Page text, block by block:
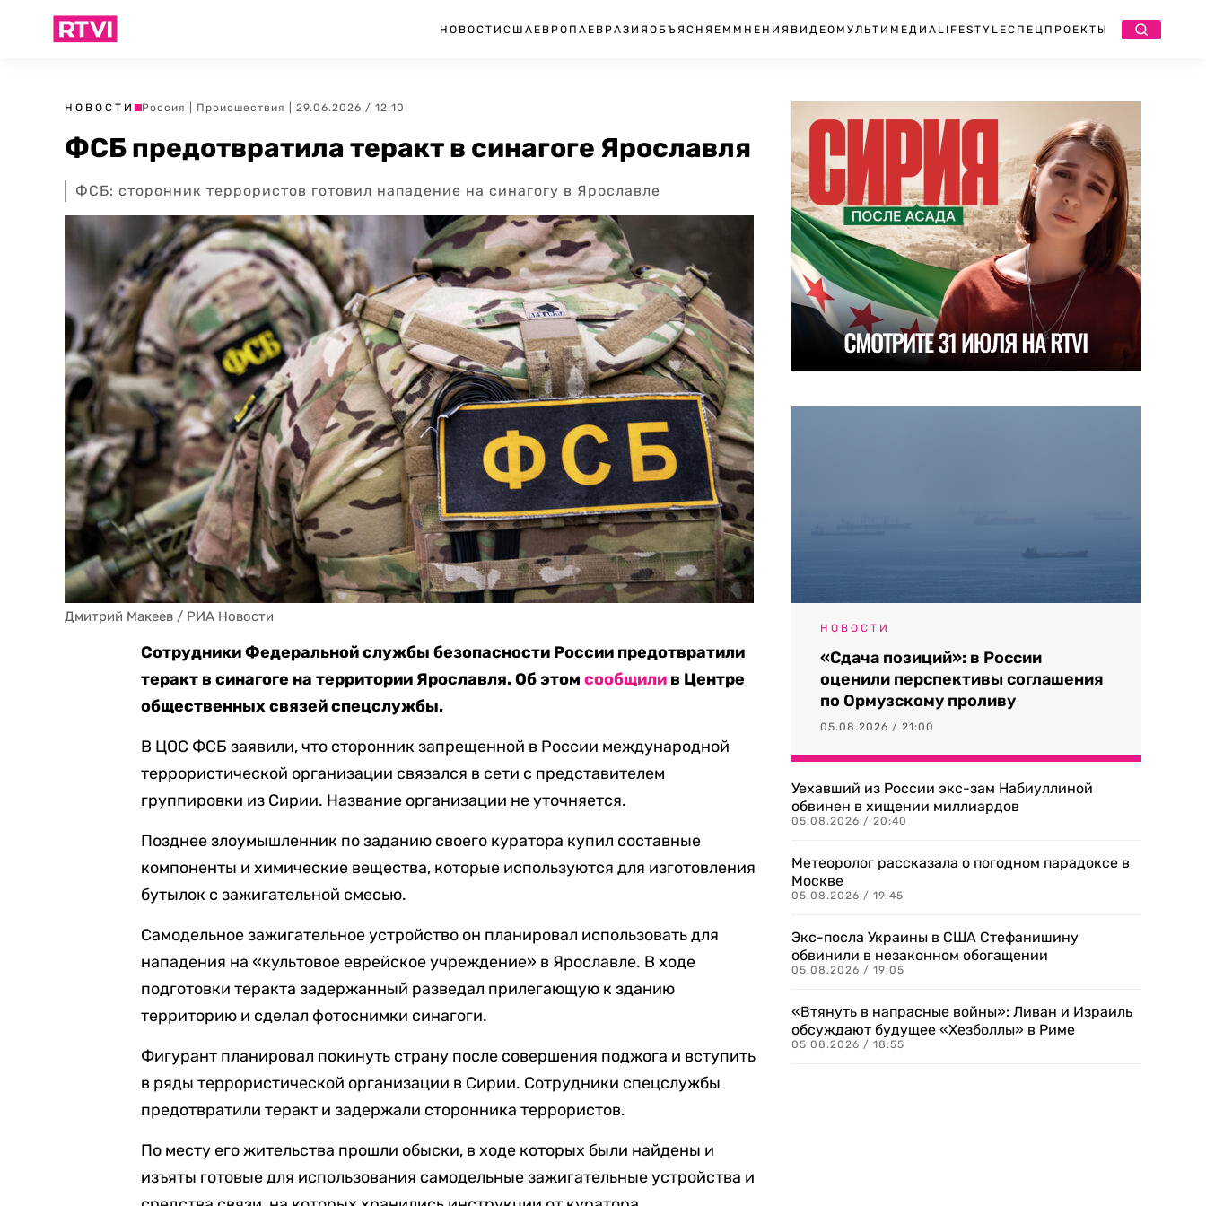
НОВОСТИ США ЕВРОПА ЕВРАЗИЯ ОБЪЯСНЯЕМ МНЕНИЯ ВИДЕО МУЛЬТИМЕДИА LIFESTYLEСПЕЦПРОЕКТЫ
НОВОСТИ Россия Происшествия | 29.06.2026 / 12:10
ФСБ предотвратила теракт в синагоге Ярославля
ФСБ: сторонник террористов готовил нападение на синагогу в Ярославле
Дмитрий Макеев / РИА Новости
Сотрудники Федеральной службы безопасности России предотвратили
теракт в синагоге на территории Ярославля. Об этомсообщили в Центре
общественных связей спецслужбы.
В ЦОС ФСБ заявили, что сторонник запрещенной в России международной
террористической организации связался в сети с представителем
группировки из Сирии. Название организации не уточняется.
Позднее злоумышленник по заданию своего куратора купил составные
компоненты и химические вещества, которые используются для изготовления
бутылок с зажигательной смесью.
Самодельное зажигательное устройство он планировал использовать для
нападения на «культовое еврейское учреждение» в Ярославле. В ходе
подготовки теракта задержанный разведал прилегающую к зданию
территорию и сделал фотоснимки синагоги.
Фигурант планировал покинуть страну после совершения поджога и вступить
в ряды террористической организации в Сирии. Сотрудники спецслужбы
предотвратили теракт и задержали сторонника террористов.
По месту его жительства прошли обыски, в ходе которых были найдены и
изъяты готовые для использования самодельные зажигательные устройства и
НОВОСТИ
«Сдача позиций»: в России
оценили перспективы соглашения
по Ормузскому проливу
05.08.2026 / 21:00
Уехавший из России экс-зам Набиуллиной
обвинен в хищении миллиардов
05.08.2026 / 20:40
Метеоролог рассказала о погодном парадоксе в
Москве
05.08.2026 / 19:45
Экс-посла Украины в США Стефанишину
обвинили в незаконном обогащении
05.08.2026 / 19:05
«Втянуть в напрасные войны»: Ливан и Израиль
обсуждают будущее «Хезболлы» в Риме
05.08.2026 / 18:55